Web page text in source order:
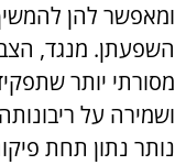
ומאפשר להן
השפעתן. מנגד,
מסורתי יותר
ושמירה על
נותר נתון תחת